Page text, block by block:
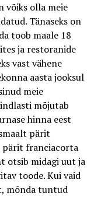
võiks olla meie
Tänaseks on
toob maale 18
ja restoranide
vast vähene
aasta jooksul
meie
mõjutab
hinna eest
pärit
pärit franciacorta
otsib midagi uut ja
toode. Kui vaid
mõnda tuntud